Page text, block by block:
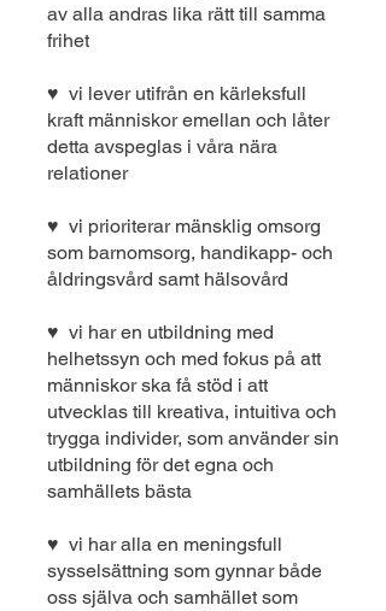
av alla andras lika rätt till samma
frihet​
♥ vi lever utifrån en kärleksfull
kraft människor emellan och låter
detta avspeglas i våra nära
relationer
♥ vi prioriterar mänsklig omsorg
som barnomsorg, handikapp- och
åldringsvård samt hälsovård
♥ vi har en utbildning med
helhetssyn och med fokus på att
människor ska få stöd i att
utvecklas till kreativa, intuitiva och
trygga individer, som använder sin
utbildning för det egna och
samhällets bästa
♥ vi har alla en meningsfull
sysselsättning som gynnar både
oss själva och samhället som